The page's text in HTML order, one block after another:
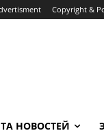
Copyright &
НОВОСТЕЙ